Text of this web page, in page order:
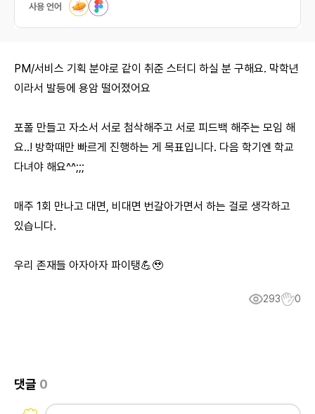
사용 언어
PM/서비스 기획 분야로 같이 취준 스터디 하실 분 구해요. 막학년
이라서 발등에 용암 떨어졌어요
포폴 만들고 자소서 서로 첨삭해주고 서로 피드백 해주는 모임 해
요..! 방학때만 빠르게 진행하는 게 목표입니다. 다음 학기엔 학교
다녀야 해요^^;;;
매주 1회 만나고 대면, 비대면 번갈아가면서 하는 걸로 생각하고
있습니다.
우리 존재들 아자아자 파이탱💪🥹
293 0
댓글 0